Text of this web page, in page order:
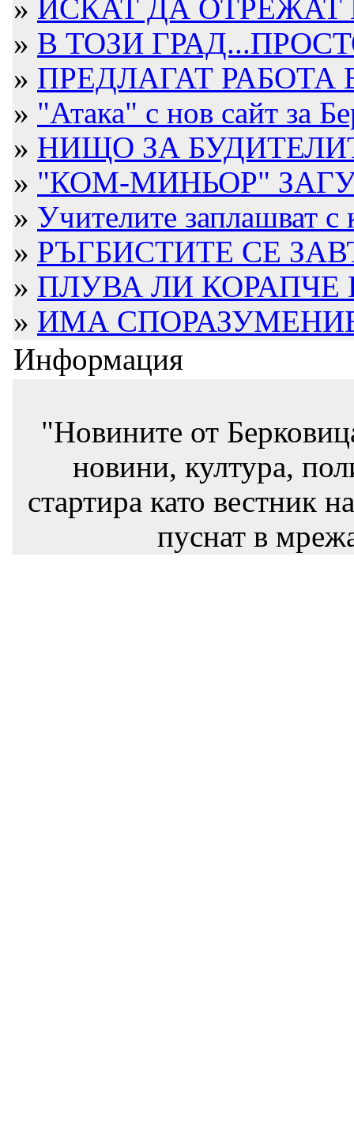
» ИСКАТ ДА ОТРЕЖАТ
» В ТОЗИ
» ПРЕДЛАГАТ
» "Атака" с нов сайт за
» НИЩО ЗА
» "КОМ-МИНЬОР"
» Учителите заплашват с
» РЪГБИСТИТЕ СЕ
» ПЛУВА ЛИ КОРАПЧЕ
» ИМА
Информация
"Новините от
новини, култура,
стартира като вестник
пуснат в